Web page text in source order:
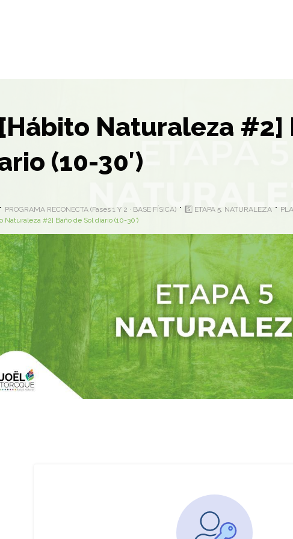
[Hábito Naturaleza #2]
(10-30′)
PROGRAMA RECONECTA (Fases 1 Y 2 · BASE FÍSICA) 5️⃣ ETAPA 5. NATURALEZA
Naturaleza #2] Baño de Sol diario (10-30′)